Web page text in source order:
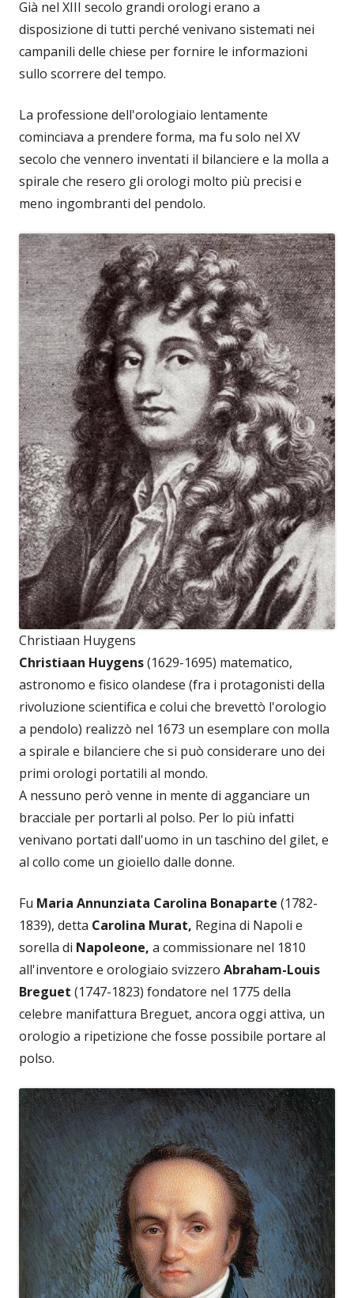
Già nel XIII secolo grandi orologi erano a
disposizione di tutti perché venivano sistemati nei
campanili delle chiese per fornire le informazioni
sullo scorrere del tempo.
La professione dell'orologiaio lentamente
cominciava a prendere forma, ma fu solo nel XV
secolo che vennero inventati il bilanciere e la molla a
spirale che resero gli orologi molto più precisi e
meno ingombranti del pendolo.
Christiaan Huygens
Christiaan Huygens(1629-1695) matematico,
astronomo e fisico olandese (fra i protagonisti della
rivoluzione scientifica e colui che brevettò l'orologio
a pendolo) realizzò nel 1673 un esemplare con molla
a spirale e bilanciere che si può considerare uno dei
primi orologi portatili al mondo.
A nessuno però venne in mente di agganciare un
bracciale per portarli al polso. Per lo più infatti
venivano portati dall'uomo in un taschino del gilet, e
al collo come un gioiello dalle donne.
Fu Maria Annunziata Carolina Bonaparte (1782-
1839), detta Carolina Murat, Regina di Napoli e
sorella di Napoleone, a commissionare nel 1810
all'inventore e orologiaio svizzero Abraham-Louis
Breguet (1747-1823) fondatore nel 1775 della
celebre manifattura Breguet, ancora oggi attiva, un
orologio a ripetizione che fosse possibile portare al
polso.